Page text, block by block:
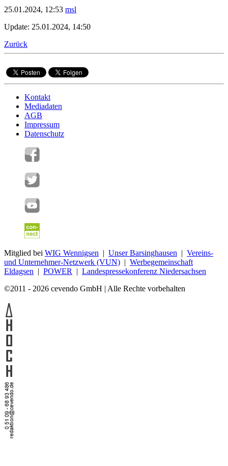
25.01.2024, 12:53 msl
Update: 25.01.2024, 14:50
Zurück
Kontakt
Mediadaten
AGB
Impressum
Datenschutz
Mitglied bei WIG Wennigsen | Unser Barsinghausen | Vereins-
und Unternehmer-Netzwerk (VUN) | Werbegemeinschaft
Eldagsen | POWER | Landespressekonferenz Niedersachsen
©2011 - 2026 cevendo GmbH | Alle Rechte vorbehalten